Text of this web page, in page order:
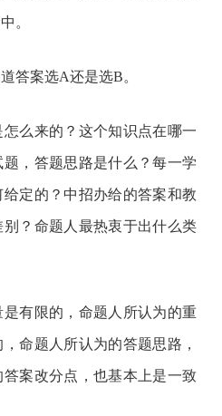
。
答案选A还是选B。
么来的？这个知识点在哪一
，答题思路是什么？每一学
定的？中招办给的答案和教
？命题人最热衷于出什么类
有限的，命题人所认为的重
命题人所认为的答题思路，
案改分点，也基本上是一致